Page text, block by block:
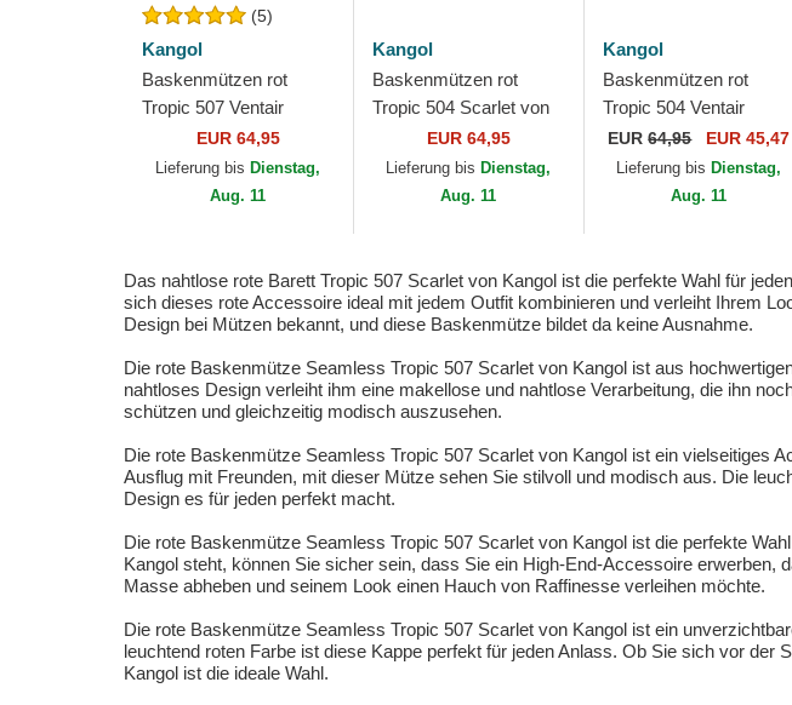
(5)
Kangol
Baskenmützen rot
Tropic 507 Ventair
Scarlet von Kangol
EUR 64,95
Lieferung bis Dienstag,
Aug. 11
Kangol
Baskenmützen rot
Tropic 504 Scarlet von
EUR 64,95
Lieferung bis Dienstag,
Aug. 11
Kangol
Baskenmützen rot
Tropic 504 Ventair
Scarlet von Kangol
EUR64,95 EUR 45,47
Lieferung bis Dienstag,
Aug. 11
Das nahtlose rote Barett Tropic 507 Scarlet von Kangol ist die perfekte Wahl für
sich dieses rote Accessoire ideal mit jedem Outfit kombinieren und verleiht Ihrem
Design bei Mützen bekannt, und diese Baskenmütze bildet da keine Ausnahme.
Die rote Baskenmütze Seamless Tropic 507 Scarlet von Kangol ist aus
nahtloses Design verleiht ihm eine makellose und nahtlose Verarbeitung, die ihn
schützen und gleichzeitig modisch auszusehen.
Die rote Baskenmütze Seamless Tropic 507 Scarlet von Kangol ist ein vielseitiges
Ausflug mit Freunden, mit dieser Mütze sehen Sie stilvoll und modisch aus. Die
Design es für jeden perfekt macht.
Die rote Baskenmütze Seamless Tropic 507 Scarlet von Kangol ist die perfekte
Kangol steht, können Sie sicher sein, dass Sie ein High-End-Accessoire
Masse abheben und seinem Look einen Hauch von Raffinesse verleihen möchte.
Die rote Baskenmütze Seamless Tropic 507 Scarlet von Kangol ist ein
leuchtend roten Farbe ist diese Kappe perfekt für jeden Anlass. Ob Sie sich vor
Kangol ist die ideale Wahl.